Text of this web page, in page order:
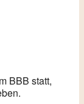
BBB statt,